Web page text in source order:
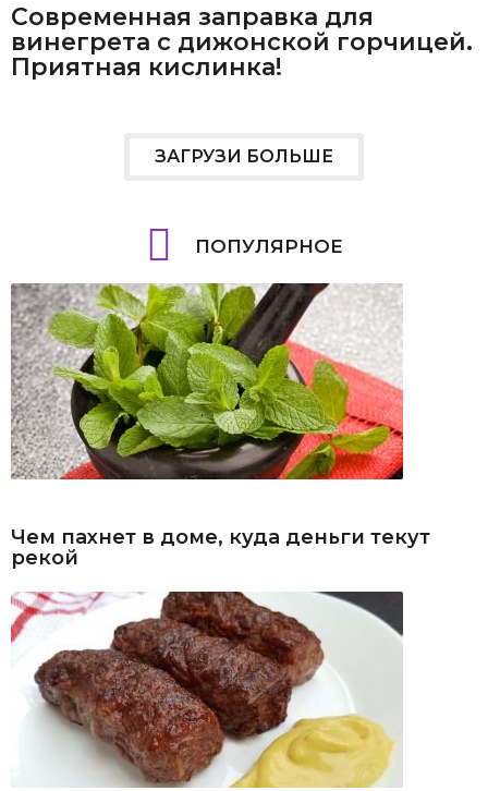
Современная заправка для
винегрета с дижонской горчицей.
Приятная кислинка!
ЗАГРУЗИ БОЛЬШЕ
ПОПУЛЯРНОЕ
Чем пахнет в доме, куда деньги текут
рекой